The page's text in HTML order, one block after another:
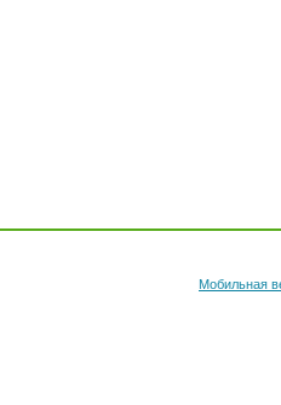
Мобильная